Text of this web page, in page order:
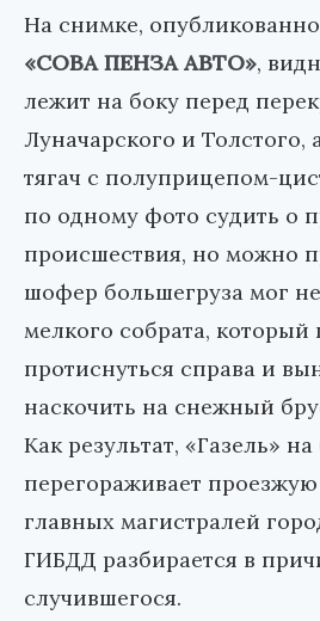
На снимке,
«СОВА ПЕНЗА АВТО»,
лежит на боку перед
Луначарского и Толстого,
тягач с полуприцепом-
по одному фото судить о
происшествия, но можно
шофер большегруза мог
мелкого собрата, который
протиснуться справа и
наскочить на снежный
Как результат, «Газель» на
перегораживает
главных магистралей
ГИБДД разбирается в
случившегося.